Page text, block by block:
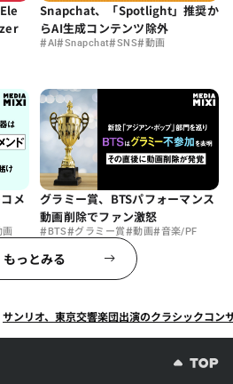
Snapchat、「Spotlight」推奨か
らAI生成コンテンツ除外
#AI#Snapchat#SNS#動画
メ
画
グラミー賞、BTSパフォーマンス
動画削除でファン激怒
#BTS#グラミー賞#動画#音楽/PF
もっとみる
サンリオ、東京交響楽団出演のクラシックコ